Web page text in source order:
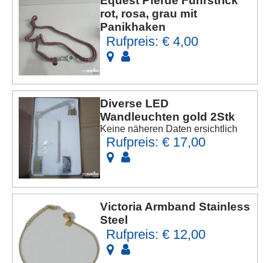
rot, rosa, grau mit
Panikhaken
Rufpreis: € 4,00
Diverse LED
Wandleuchten gold 2Stk
Keine näheren Daten ersichtlich
Rufpreis: € 17,00
Victoria Armband Stainless
Steel
Rufpreis: € 12,00